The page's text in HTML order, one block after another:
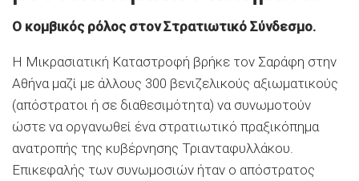
Ο κομβικός ρόλος στον Στρατιωτικό Σύνδεσμο.
Η Μικρασιατική Καταστροφή βρήκε τον Σαράφη στην
Αθήνα μαζί με άλλους 300 βενιζελικούς αξιωματικούς
(απόστρατοι ή σε διαθεσιμότητα) να συνωμοτούν
ώστε να οργανωθεί ένα στρατιωτικό πραξικόπημα
ανατροπής της κυβέρνησης Τριανταφυλλάκου.
Επικεφαλής των συνωμοσιών ήταν ο απόστρατος